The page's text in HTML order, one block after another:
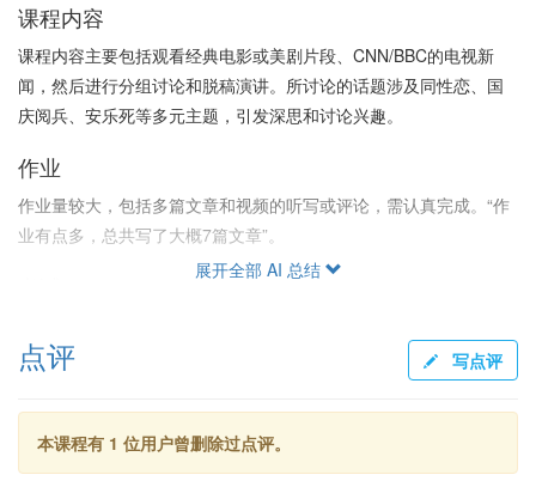
课程内容
课程内容主要包括观看经典电影或美剧片段、CNN/BBC的电视新
闻，然后进行分组讨论和脱稿演讲。所讨论的话题涉及同性恋、国
庆阅兵、安乐死等多元主题，引发深思和讨论兴趣。
作业
作业量较大，包括多篇文章和视频的听写或评论，需认真完成。“作
业有点多，总共写了大概7篇文章”。
体难度适中，但有一定挑战，特别是视频听写部分。
给分
老师给分大方，公正合理。即便上课有迟到或旷课情况，只要作业
完成和表现积极，成绩也能令人满意。“期末是听写句子和写评论，
展开全部 AI 总结
点评 写点评
本课程有 1 位用户曾删除过点评。